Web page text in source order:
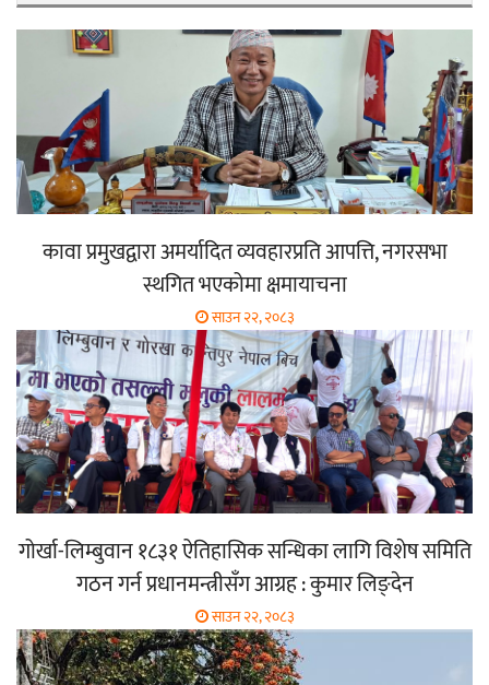
कावा प्रमुखद्वारा अमर्यादित व्यवहारप्रति आपत्ति, नगरसभा
स्थगित भएकोमा क्षमायाचना
साउन २२, २०८३
गोर्खा-लिम्बुवान १८३१ ऐतिहासिक सन्धिका लागि विशेष समिति
गठन गर्न प्रधानमन्त्रीसँग आग्रह : कुमार लिङ्देन
साउन २२, २०८३